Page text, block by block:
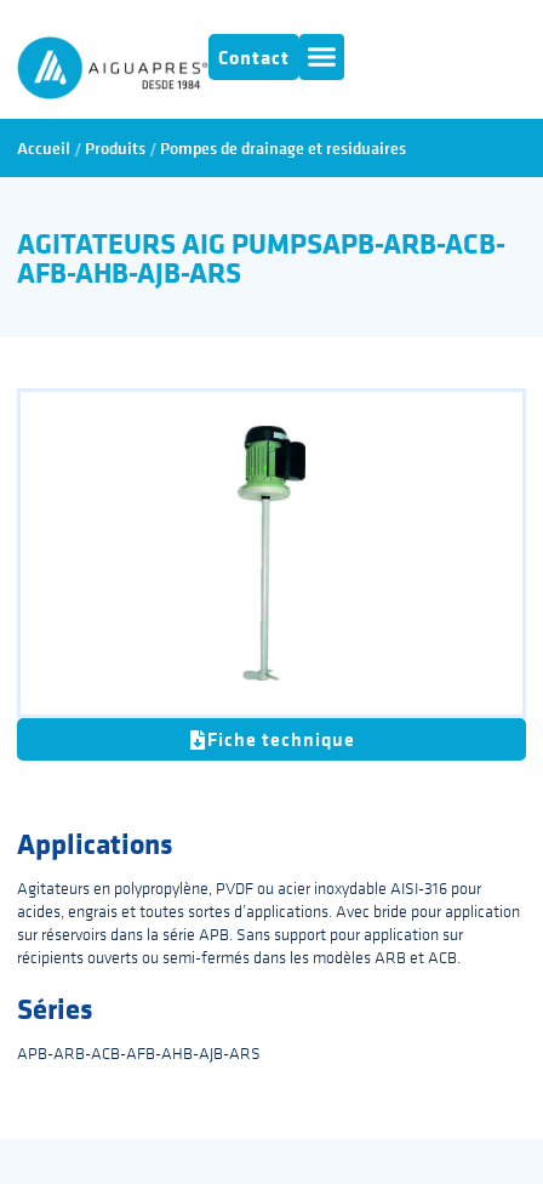
Contact
Accueil / Produits / Pompes de drainage et residuaires
AGITATEURS AIG PUMPSAPB-ARB-ACB-
AFB-AHB-AJB-ARS
Fiche technique
Applications
Agitateurs en polypropylène, PVDF ou acier inoxydable AISI-316 pour
acides, engrais et toutes sortes d’applications. Avec bride pour application
sur réservoirs dans la série APB. Sans support pour application sur
récipients ouverts ou semi-fermés dans les modèles ARB et ACB.
Séries
APB-ARB-ACB-AFB-AHB-AJB-ARS